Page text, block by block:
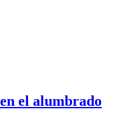
el alumbrado